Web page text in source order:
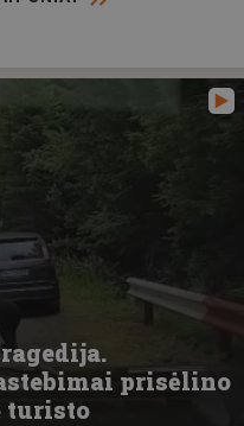
prisėlino
turisto